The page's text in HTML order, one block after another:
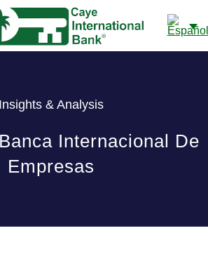
Insights & Analysis
Internacional De
Empresas